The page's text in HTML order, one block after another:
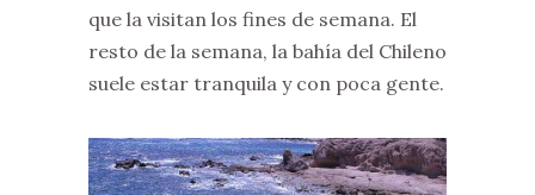
que la visitan los fines de semana. El
resto de la semana, la bahía del Chileno
suele estar tranquila y con poca gente.